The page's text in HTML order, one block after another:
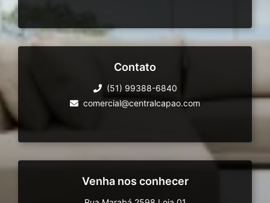
Contato
(51) 99388-6840
comercial@centralcapao.com
Venha nos conhecer